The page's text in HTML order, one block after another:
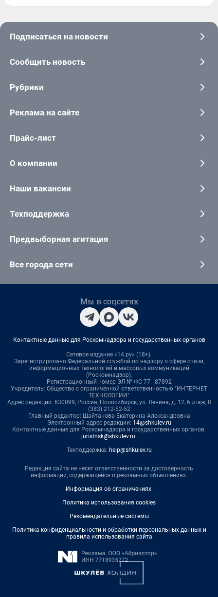
Подписаться на новости
Сообщить новость
Рубрики
Реклама на сайте
Прайс-лист
О компании
Наши вакансии
Техподдержка
Предвыборная агитация
Все города сети
Мы в соцсетях
Контактные данные для Роскомнадзора и государственных органов
Сетевое издание «14.ру» (18+).
Зарегистрировано Федеральной службой по надзору в сфере связи,
информационных технологий и массовых коммуникаций
(Роскомнадзор).
Регистрационный номер ЭЛ № ФС 77 - 87892
Учредитель: Общество с ограниченной ответственностью "ИНТЕРНЕТ
ТЕХНОЛОГИИ"
Адрес редакции: 630099, Россия, Новосибирск, ул. Ленина, д. 12, 6 этаж, 8
(383) 212-52-52
Главный редактор: Шайтанова Екатерина Александровна
Электронный адрес редакции: 14@shkulev.ru
Контактные данные для Роскомнадзора и государственных органов:
juristnsk@shkulev.ru.
Техподдержка: help@shkulev.ru
Редакция сайта не несет ответственности за достоверность
информации, содержащейся в рекламных объявлениях.
Информация об ограничениях.
Политика использования cookies
Рекомендательные системы
Политика конфиденциальности и обработки персональных данных и
правила использования сайта